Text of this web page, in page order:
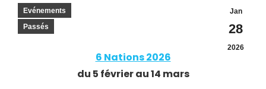
Jan
28
2026
Evénements
Passés
6 Nations 2026
du 5 février au 14 mars